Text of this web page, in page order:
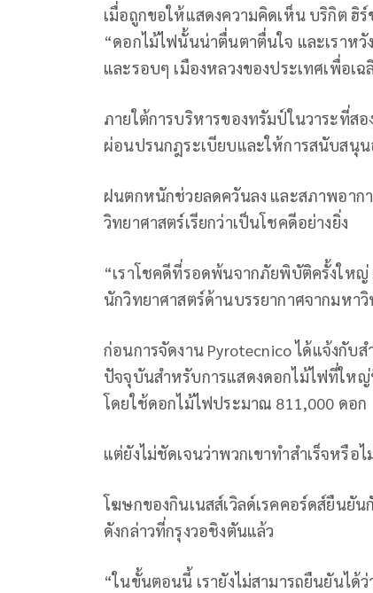
เมื่อถูกขอให้แสดงความคิดเห็น บริกิต ฮิร์
“ดอกไม้ไฟนั้นน่าตื่นตาตื่นใจ และเราห
และรอบๆ เมืองหลวงของประเทศเพื่อเ
ภายใต้การบริหารของทรัมป์ในวาระที่สอ
ผ่อนปรนกฎระเบียบและให้การสนับสนุ
ฝนตกหนักช่วยลดควันลง และสภาพอาก
วิทยาศาสตร์เรียกว่าเป็นโชคดีอย่างยิ่ง
“เราโชคดีที่รอดพ้นจากภัยพิบัติครั้งใหญ่
นักวิทยาศาสตร์ด้านบรรยากาศจากมหา
ก่อนการจัดงาน Pyrotecnico ได้แจ้งกับ
ปัจจุบันสำหรับการแสดงดอกไม้ไฟที่ให
โดยใช้ดอกไม้ไฟประมาณ 811,000 ดอก
แต่ยังไม่ชัดเจนว่าพวกเขาทำสำเร็จหรือไ
โฆษกของกินเนสส์เวิลด์เรคคอร์ดส์ยืนยั
ดังกล่าวที่กรุงวอชิงตันแล้ว
“ในขั้นตอนนี้ เรายังไม่สามารถยืนยันได้